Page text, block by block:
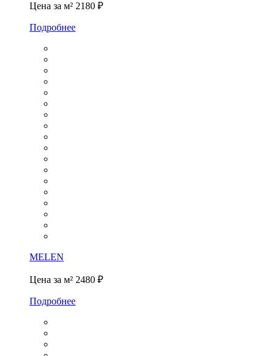
Цена за м² 2180 ₽
Подробнее
MELEN
Цена за м² 2480 ₽
Подробнее